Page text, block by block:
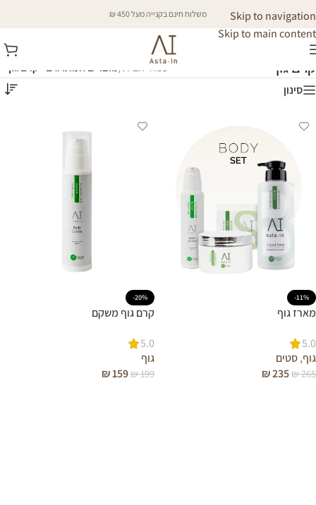
Skip to navigation
Skip to main content
משלוח חינם בקנייה מעל 450 ₪
קרם גוף עמוד הבית/מוצרים המתויגים “קרם גוף”
סינון
-11%
מארז גוף
5.0
גוף,סטים
₪265
₪235
-20%
קרם גוף משקם
5.0
גוף
₪199
₪159